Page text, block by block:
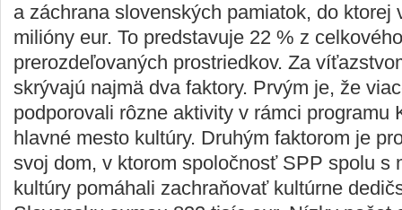
a záchrana slovenských pamiatok, do ktorej
milióny eur. To predstavuje 22 % z
prerozdeľovaných prostriedkov. Za
skrývajú najmä dva faktory. Prvým je, že
podporovali rôzne aktivity v rámci programu
hlavné mesto kultúry. Druhým faktorom je
svoj dom, v ktorom spoločnosť SPP spolu s
kultúry pomáhali zachraňovať kultúrne